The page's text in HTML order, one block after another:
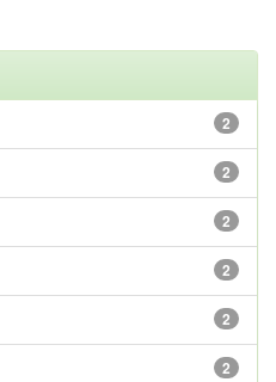
2
2
2
2
2
2